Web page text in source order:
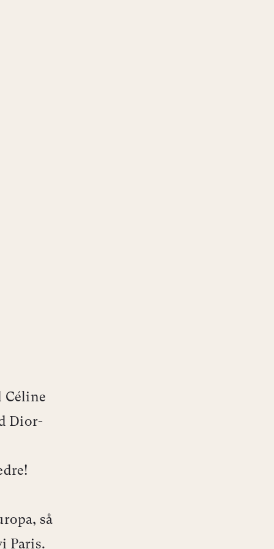
Céline
Dior-
så
Paris.